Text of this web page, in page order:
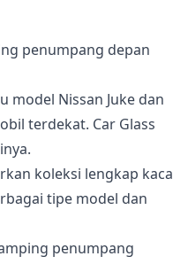
penumpang depan
model Nissan Juke dan
terdekat. Car Glass
koleksi lengkap kaca
tipe model dan
penumpang